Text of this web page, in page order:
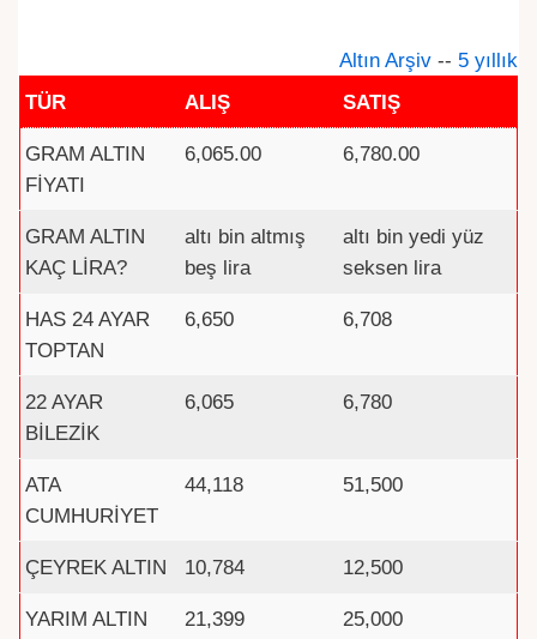
Altın Arşiv -- 5 yıllık
TÜR
ALIŞ SATIŞ
GRAM ALTIN
FİYATI
6,065.00 6,780.00
GRAM ALTIN
KAÇ LİRA?
altı bin altmış
beş lira
altı bin yedi yüz
seksen lira
HAS 24 AYAR
TOPTAN
6,650 6,708
22 AYAR
BİLEZİK
6,065 6,780
ATA
CUMHURİYET
44,118 51,500
ÇEYREK ALTIN 10,784 12,500
YARIM ALTIN 21,399 25,000